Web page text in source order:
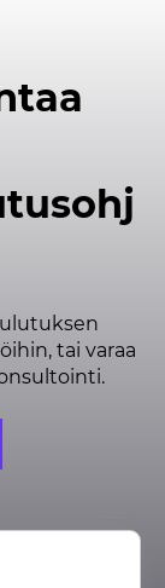
tai varaa